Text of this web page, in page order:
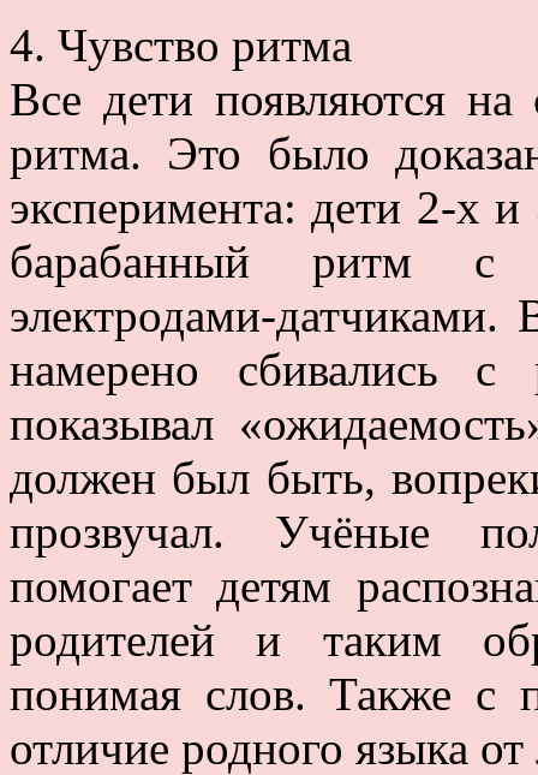
4. Чувство ритма
Все дети появляются
ритма. Это было
эксперимента: дети 2-х
барабанный ритм с
электродами-датчиками.
намерено сбивались с
показывал
должен был быть,
прозвучал. Учёные
помогает детям
родителей и таким
понимая слов. Также с
отличие родного языка